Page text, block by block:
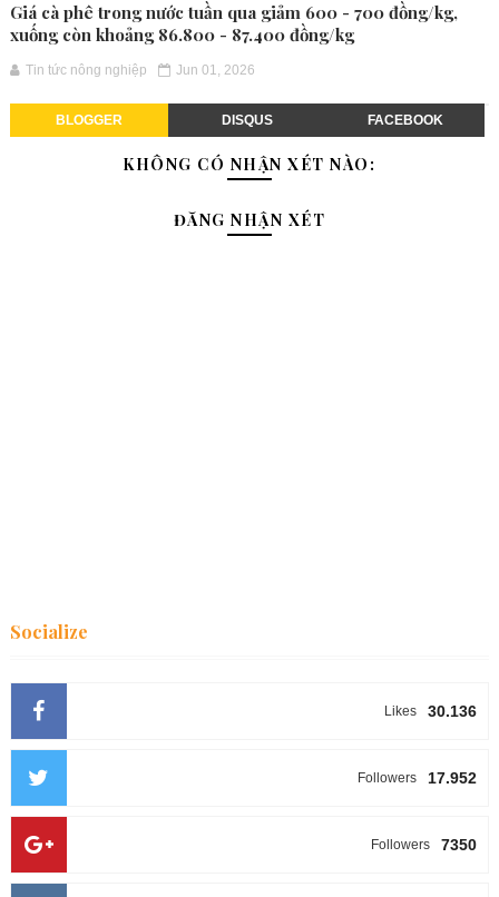
Giá cà phê trong nước tuần qua giảm 600 - 700 đồng/kg,
xuống còn khoảng 86.800 - 87.400 đồng/kg
Tin tức nông nghiệp Jun 01, 2026
BLOGGER DISQUS FACEBOOK
KHÔNG CÓ NHẬN XÉT NÀO:
ĐĂNG NHẬN XÉT
Socialize
30.136
Likes
17.952
Followers
7350
Followers